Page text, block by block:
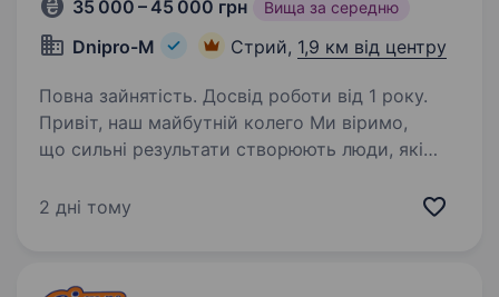
35 000 – 45 000 грн Вища за середню
Dnipro-M Стрий, 1,9 км від центру
Повна зайнятість. Досвід роботи від 1 року.
Привіт, наш майбутній колего Ми віримо,
що сильні результати створюють люди, які
відповідально. У Dnipro-M ми будуємо
2 дні тому